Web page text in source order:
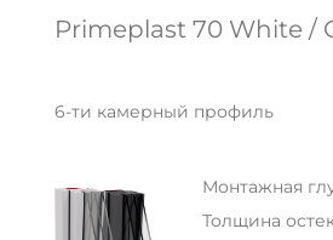
Primeplast 70 White /
6-ти камерный профиль
Монтажная
Толщина